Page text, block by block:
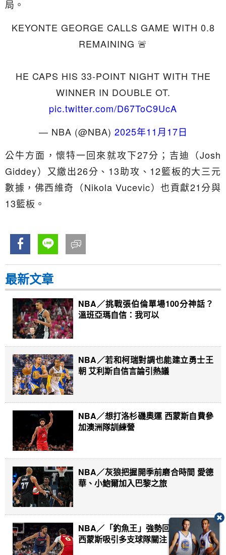
局。
KEYONTE GEORGE CALLS GAME WITH 0.8
REMAINING 🚨
HE CAPS HIS 33-POINT NIGHT WITH THE
WINNER IN DOUBLE OT.
pic.twitter.com/D67ToC9UcA
— NBA (@NBA) 2025年11月17日
公牛方面，懷特一回來就攻下27分；吉迪（Josh
Giddey）又繳出26分、13助攻、12籃板的大三元
數據，佛西維奇（Nikola Vucevic）也貢獻21分與
13籃板。
最新文章
NBA／挑戰張伯倫單場100分神話？
溫班亞瑪自信：我可以
NBA／若和柯瑞對調也能建立勇士王
朝 艾利斯自信言論引熱議
NBA／想打洛杉磯奧運 西蒙斯自費參
加澳洲隊訓練營
NBA／灰狼把握開季前磨合時間 愛德
華、小鮑爾加入巴黎之旅
NBA／「釣魚王」強勢回歸？ 美媒曝
西蒙斯吸引多支球隊關注